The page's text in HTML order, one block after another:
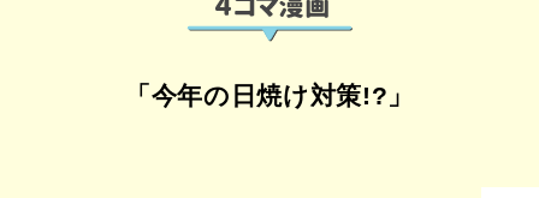
「今年の日焼け対策!?」